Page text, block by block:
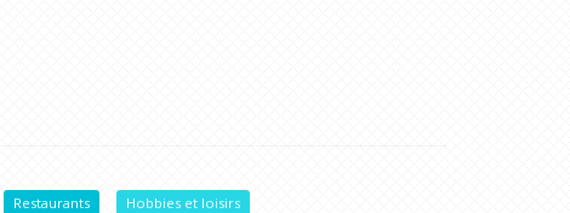
Restaurants
Hobbies et loisirs